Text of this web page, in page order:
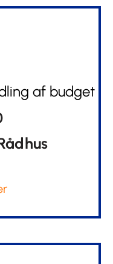
af budget